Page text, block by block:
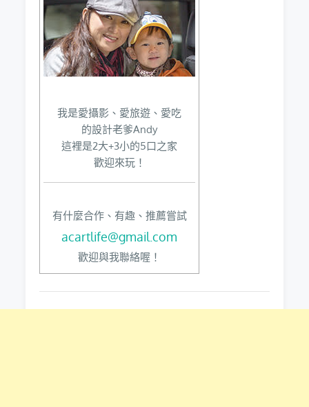
我是愛攝影、愛旅遊、愛吃
的設計老爹Andy
這裡是2大+3小的5口之家
歡迎來玩！
有什麼合作、有趣、推薦嘗試
acartlife@gmail.com
歡迎與我聯絡喔！